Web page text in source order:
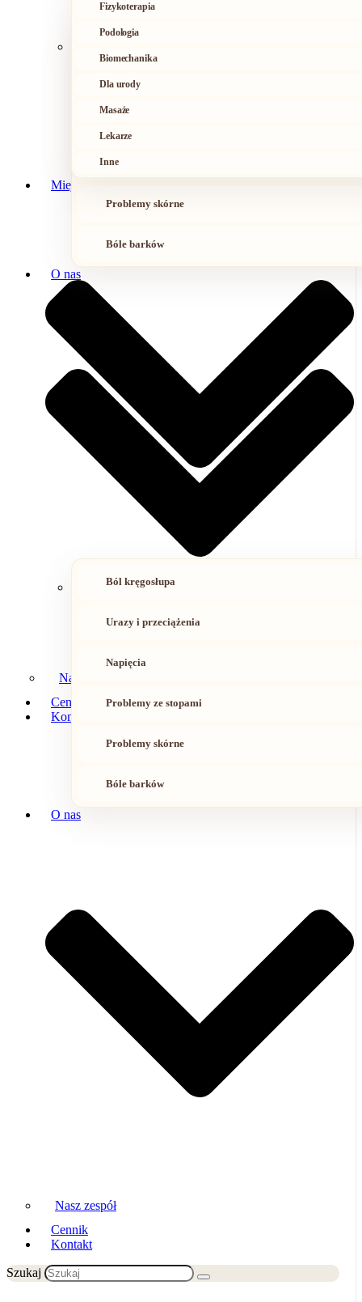
Ból kręgosłupa
Urazy i przeciążenia
Problemy ze stopami
Problemy skórne
Bóle barków
O nas
Nasz zespół
Cennik
Kontakt
Fizykoterapia
Podologia
Biomechanika
Dla urody
Masaże
Lekarze
Inne
Miejsca bólu
Ból kręgosłupa
Urazy i przeciążenia
Napięcia
Problemy ze stopami
Problemy skórne
Bóle barków
O nas
Nasz zespół
Cennik
Kontakt
Szukaj